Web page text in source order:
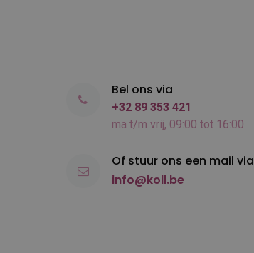
Bel ons via
+32 89 353 421
ma t/m vrij, 09:00 tot 16:00
Of stuur ons een mail via
info@koll.be